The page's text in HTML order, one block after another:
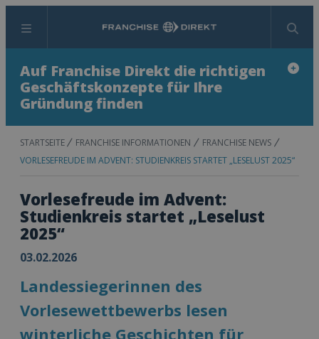
Menü Suchen
Auf Franchise Direkt die richtigen
Geschäftskonzepte für Ihre
Gründung finden
STARTSEITE FRANCHISE INFORMATIONEN
FRANCHISE NEWS
VORLESEFREUDE IM ADVENT: STUDIENKREIS STARTET „LESELUST 2025“
Vorlesefreude im Advent:
Studienkreis startet „Leselust
2025“
03.02.2026
Landessiegerinnen des
Vorlesewettbewerbs lesen
winterliche Geschichten für